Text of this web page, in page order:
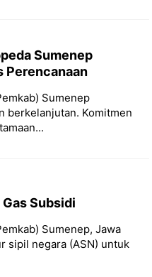
Sumenep
Perencanaan
Sumenep
berkelanjutan. Komitmen
Gas Subsidi
Sumenep, Jawa
sipil negara (ASN) untuk